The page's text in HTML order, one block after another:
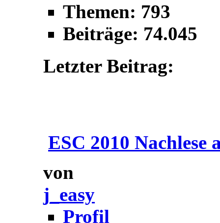
Themen: 793
Beiträge: 74.045
Letzter Beitrag:
ESC 2010 Nachlese
von
j_easy
Profil